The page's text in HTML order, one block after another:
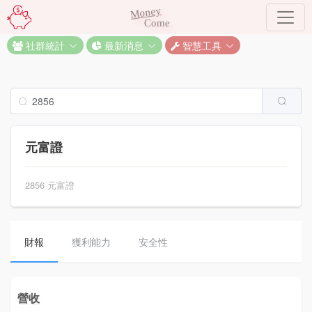
Money
Come
社群統計 最新消息 智慧工具
元富證
2856 元富證
財報 獲利能力 安全性
營收